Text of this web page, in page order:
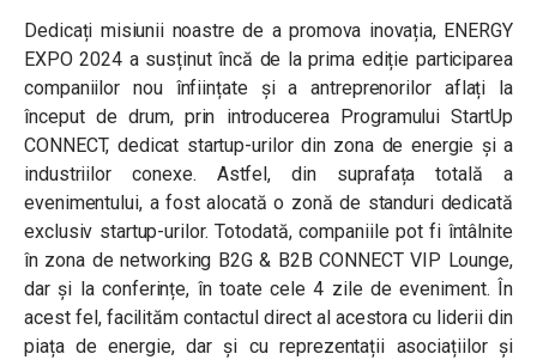
Dedicați misiunii noastre de a promova inovația, ENERGY
EXPO 2024 a susținut încă de la prima ediție participarea
companiilor nou înființate și a antreprenorilor aflați la
început de drum, prin introducerea Programului StartUp
CONNECT, dedicat startup-urilor din zona de energie și a
industriilor conexe. Astfel, din suprafața totală a
evenimentului, a fost alocată o zonă de standuri dedicată
exclusiv startup-urilor. Totodată, companiile pot fi întâlnite
în zona de networking B2G & B2B CONNECT VIP Lounge,
dar și la conferințe, în toate cele 4 zile de eveniment. În
acest fel, facilităm contactul direct al acestora cu liderii din
piața de energie, dar și cu reprezentații asociațiilor și